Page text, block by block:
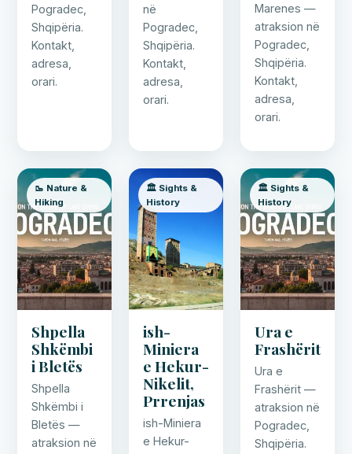
Pogradec,
Shqipëria.
Kontakt,
adresa,
orari.
në
Pogradec,
Shqipëria.
Kontakt,
adresa,
orari.
Marenes —
atraksion në
Pogradec,
Shqipëria.
Kontakt,
adresa,
orari.
🥾 Nature &
Hiking
Shpella
Shkëmbi
i Bletës
Shpella
Shkëmbi i
Bletës —
atraksion në
🏛️ Sights &
History
ish-
Miniera
e Hekur-
Nikelit,
Prrenjas
ish-Miniera
e Hekur-
🏛️ Sights &
History
Ura e
Frashërit
Ura e
Frashërit —
atraksion në
Pogradec,
Shqipëria.